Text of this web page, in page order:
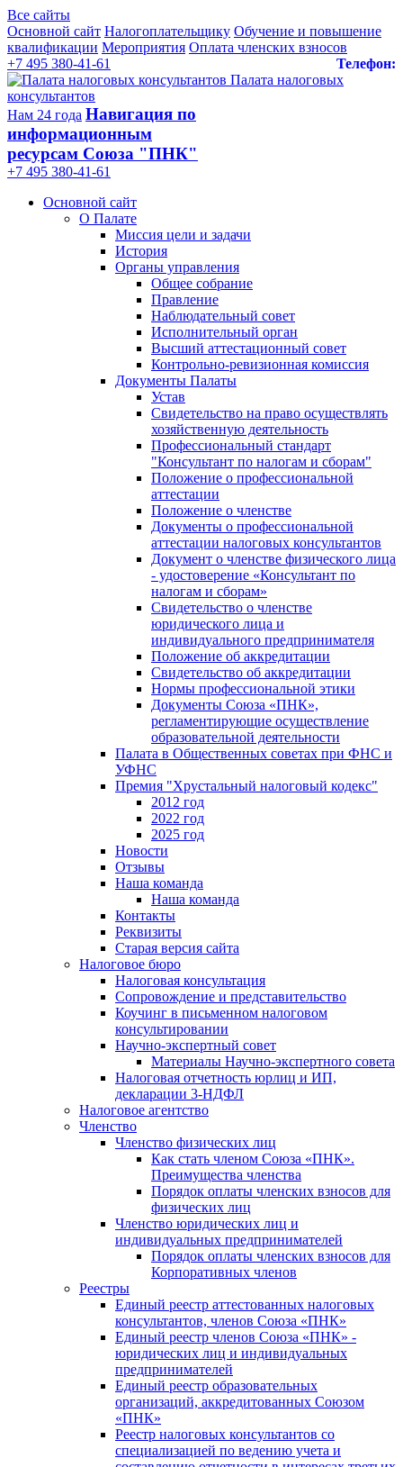
Все сайты
Основной сайт Налогоплательщику Обучение и повышение
квалификации Мероприятия Оплата членских взносов
Телефон:
+7 495 380-41-61
Палата налоговых
консультантов
Нам 24 года Навигация по
информационным
ресурсам Союза "ПНК"
+7 495 380‑41‑61
Основной сайт
О Палате
Миссия цели и задачи
История
Органы управления
Общее собрание
Правление
Наблюдательный совет
Исполнительный орган
Высший аттестационный совет
Контрольно-ревизионная комиссия
Документы Палаты
Устав
Свидетельство на право осуществлять
хозяйственную деятельность
Профессиональный стандарт
"Консультант по налогам и сборам"
Положение о профессиональной
аттестации
Положение о членстве
Документы о профессиональной
аттестации налоговых консультантов
Документ о членстве физического лица
- удостоверение «Консультант по
налогам и сборам»
Свидетельство о членстве
юридического лица и
индивидуального предпринимателя
Положение об аккредитации
Свидетельство об аккредитации
Нормы профессиональной этики
Документы Союза «ПНК»,
регламентирующие осуществление
образовательной деятельности
Палата в Общественных советах при ФНС и
УФНС
Премия "Хрустальный налоговый кодекс"
2012 год
2022 год
2025 год
Новости
Отзывы
Наша команда
Наша команда
Контакты
Реквизиты
Старая версия сайта
Налоговое бюро
Налоговая консультация
Cопровождение и представительство
Коучинг в письменном налоговом
консультировании
Научно-экспертный совет
Материалы Научно-экспертного совета
Налоговая отчетность юрлиц и ИП,
декларации 3-НДФЛ
Налоговое агентство
Членство
Членство физических лиц
Как стать членом Союза «ПНК».
Преимущества членства
Порядок оплаты членских взносов для
физических лиц
Членство юридических лиц и
индивидуальных предпринимателей
Порядок оплаты членских взносов для
Корпоративных членов
Реестры
Единый реестр аттестованных налоговых
консультантов, членов Союза «ПНК»
Единый реестр членов Союза «ПНК» -
юридических лиц и индивидуальных
предпринимателей
Единый реестр образовательных
организаций, аккредитованных Союзом
«ПНК»
Реестр налоговых консультантов со
специализацией по ведению учета и